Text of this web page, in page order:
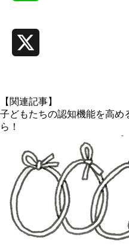
【関連記事】
子どもたちの認知機能を高め
ら！